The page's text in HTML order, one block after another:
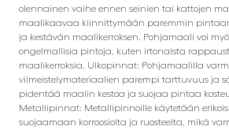
olennainen vaihe ennen seinien tai kattojen
maalikaavaa kiinnittymään paremmin
ja kestävän maalikerroksen. Pohjamaali voi
ongelmallisia pintoja, kuten irtonaista
maalikerroksia. Ulkopinnat: Pohjamaalilla
viimeistelymateriaalien parempi tarttuvuus ja
pidentää maalin kestoa ja suojaa pintaa
Metallipinnat: Metallipinnoille käytetään
suojaamaan korroosiolta ja ruosteelta, mikä